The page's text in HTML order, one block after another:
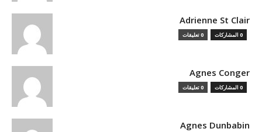
Adrienne St Clair
0 المشاركات 0 تعليقات
Agnes Conger
0 المشاركات 0 تعليقات
Agnes Dunbabin